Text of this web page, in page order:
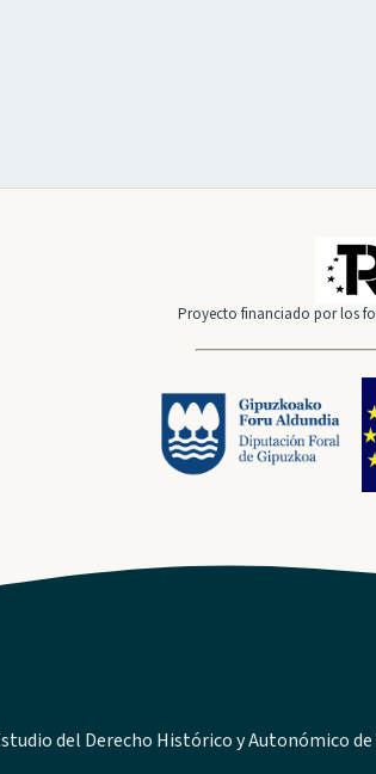
Proyecto financiado por los
del Derecho Histórico y Autonómico de